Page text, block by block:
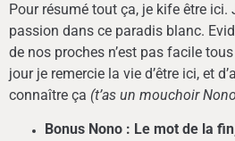
Pour résumé tout ça, je kife être ici.
passion dans ce paradis blanc.
de nos proches n’est pas facile
jour je remercie la vie d’être ici, et
connaître ça (t’as un mouchoir
Bonus Nono : Le mot de la